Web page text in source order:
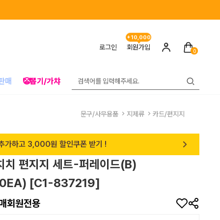
로그인 회원가입
+10,000
0
매 🤡뽑기/가챠
문구/사무용품 지제류 카드/편지지
가하고 3,000원 할인쿠폰 받기 !
편지지 세트-퍼레이드(B)
[C1-837219]
회원전용